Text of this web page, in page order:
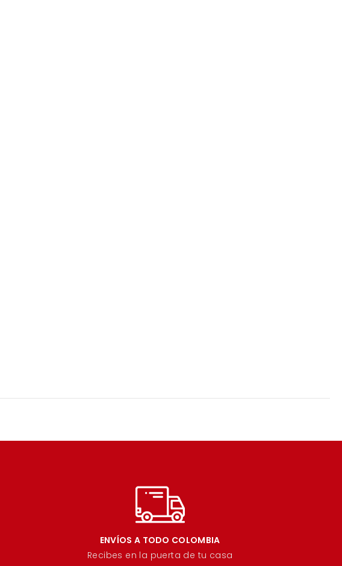
ENVÍOS A TODO COLOMBIA
Recibes en la puerta de tu casa